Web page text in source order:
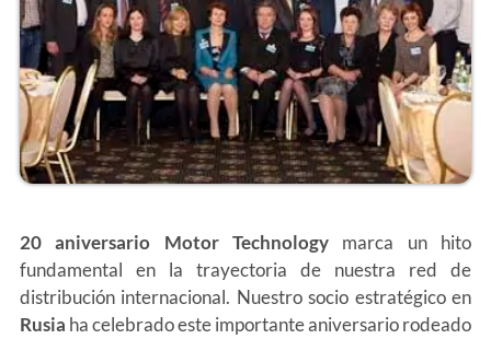
20 aniversario Motor Technology marca un hito
fundamental en la trayectoria de nuestra red de
distribución internacional. Nuestro socio estratégico en
Rusia ha celebrado este importante aniversario rodeado